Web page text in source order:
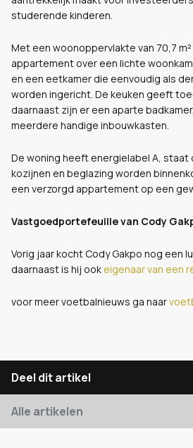
studerende kinderen.
Met een woonoppervlakte van 70,7
appartement over een lichte
en een eetkamer die eenvoudig als
worden ingericht. De keuken geeft
daarnaast zijn er een aparte
meerdere handige inbouwkasten.
De woning heeft energielabel A, staat
kozijnen en beglazing worden
een verzorgd appartement op een
Vastgoedportefeuille van Cody
Vorig jaar kocht Cody Gakpo nog een
daarnaast is hij ook eigenaar van een
voor meer voetbalnieuws ga naar
Deel dit artikel
Alle artikelen